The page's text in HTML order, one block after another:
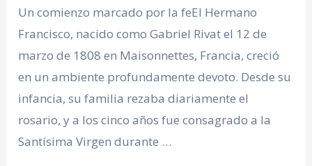
Un comienzo marcado por la feEl Hermano
Francisco, nacido como Gabriel Rivat el 12 de
marzo de 1808 en Maisonnettes, Francia, creció
en un ambiente profundamente devoto. Desde su
infancia, su familia rezaba diariamente el
rosario, y a los cinco años fue consagrado a la
Santísima Virgen durante …